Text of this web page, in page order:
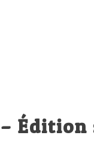
Édition